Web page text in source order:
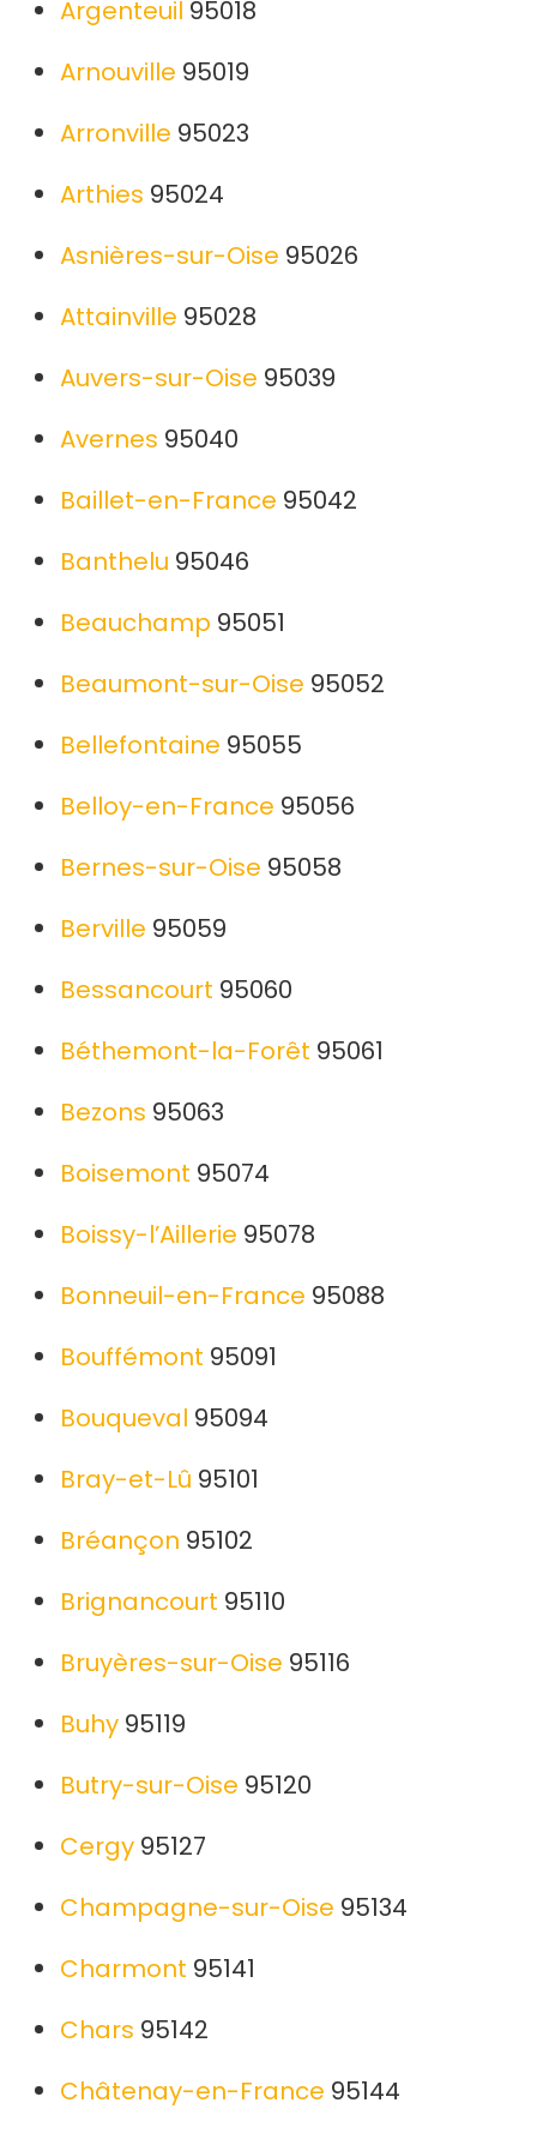
Argenteuil 95018
Arnouville 95019
Arronville 95023
Arthies 95024
Asnières-sur-Oise 95026
Attainville 95028
Auvers-sur-Oise 95039
Avernes 95040
Baillet-en-France 95042
Banthelu 95046
Beauchamp 95051
Beaumont-sur-Oise 95052
Bellefontaine 95055
Belloy-en-France 95056
Bernes-sur-Oise 95058
Berville 95059
Bessancourt 95060
Béthemont-la-Forêt 95061
Bezons 95063
Boisemont 95074
Boissy-l’Aillerie 95078
Bonneuil-en-France 95088
Bouffémont 95091
Bouqueval 95094
Bray-et-Lû 95101
Bréançon 95102
Brignancourt 95110
Bruyères-sur-Oise 95116
Buhy 95119
Butry-sur-Oise 95120
Cergy 95127
Champagne-sur-Oise 95134
Charmont 95141
Chars 95142
Châtenay-en-France 95144